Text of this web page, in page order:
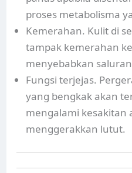
proses metabolisma
Kemerahan. Kulit di
tampak kemerahan
menyebabkan
Fungsi terjejas.
yang bengkak akan
mengalami kesakitan
menggerakkan lutut.